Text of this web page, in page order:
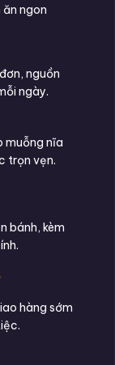
ngon
nguồn
ngày.
muỗng nĩa
trọn vẹn.
bánh, kèm
hàng sớm